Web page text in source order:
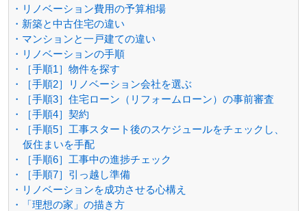
・リノベーション費用の予算相場
・新築と中古住宅の違い
・マンションと一戸建ての違い
・リノベーションの手順
・［手順1］物件を探す
・［手順2］リノベーション会社を選ぶ
・［手順3］住宅ローン（リフォームローン）の事前審査
・［手順4］契約
・［手順5］工事スタート後のスケジュールをチェックし、
仮住まいを手配
・［手順6］工事中の進捗チェック
・［手順7］引っ越し準備
・リノベーションを成功させる心構え
・「理想の家」の描き方